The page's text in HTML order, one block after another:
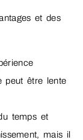
et des
peut être lente
temps et
mais il